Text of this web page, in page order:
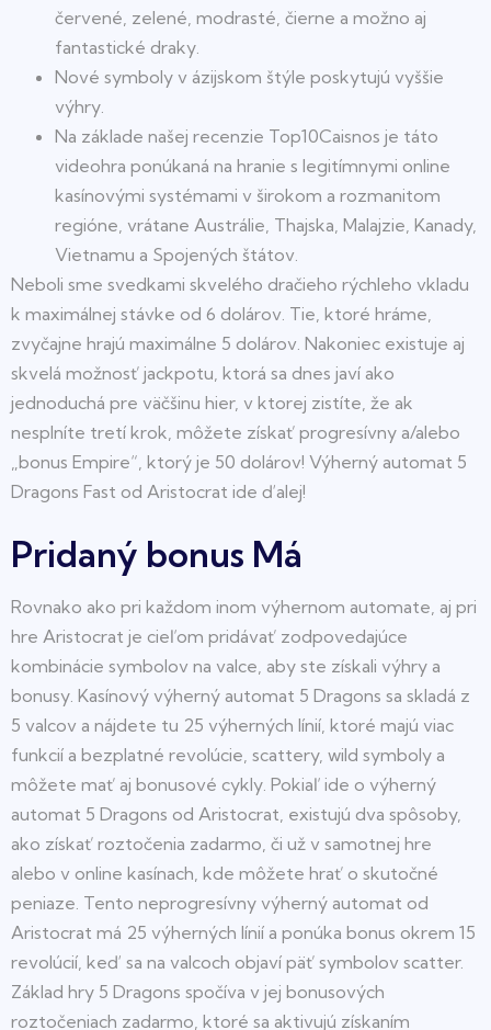
červené, zelené, modrasté, čierne a možno aj
fantastické draky.
Nové symboly v ázijskom štýle poskytujú vyššie
výhry.
Na základe našej recenzie Top10Caisnos je táto
videohra ponúkaná na hranie s legitímnymi online
kasínovými systémami v širokom a rozmanitom
regióne, vrátane Austrálie, Thajska, Malajzie, Kanady,
Vietnamu a Spojených štátov.
Neboli sme svedkami skvelého dračieho rýchleho vkladu
k maximálnej stávke od 6 dolárov. Tie, ktoré hráme,
zvyčajne hrajú maximálne 5 dolárov. Nakoniec existuje aj
skvelá možnosť jackpotu, ktorá sa dnes javí ako
jednoduchá pre väčšinu hier, v ktorej zistíte, že ak
nesplníte tretí krok, môžete získať progresívny a/alebo
„bonus Empire“, ktorý je 50 dolárov! Výherný automat 5
Dragons Fast od Aristocrat ide ďalej!
Pridaný bonus Má
Rovnako ako pri každom inom výhernom automate, aj pri
hre Aristocrat je cieľom pridávať zodpovedajúce
kombinácie symbolov na valce, aby ste získali výhry a
bonusy. Kasínový výherný automat 5 Dragons sa skladá z
5 valcov a nájdete tu 25 výherných línií, ktoré majú viac
funkcií a bezplatné revolúcie, scattery, wild symboly a
môžete mať aj bonusové cykly. Pokiaľ ide o výherný
automat 5 Dragons od Aristocrat, existujú dva spôsoby,
ako získať roztočenia zadarmo, či už v samotnej hre
alebo v online kasínach, kde môžete hrať o skutočné
peniaze. Tento neprogresívny výherný automat od
Aristocrat má 25 výherných línií a ponúka bonus okrem 15
revolúcií, keď sa na valcoch objaví päť symbolov scatter.
Základ hry 5 Dragons spočíva v jej bonusových
roztočeniach zadarmo, ktoré sa aktivujú získaním